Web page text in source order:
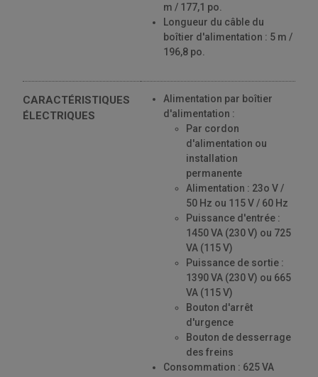
m / 177,1 po.
Longueur du câble du
boîtier d'alimentation : 5 m /
196,8 po.
CARACTÉRISTIQUES
ÉLECTRIQUES
Alimentation par boîtier
d'alimentation :
Par cordon
d'alimentation ou
installation
permanente
Alimentation : 23o V /
50 Hz ou 115 V / 60 Hz
Puissance d'entrée :
1450 VA (230 V) ou 725
VA (115 V)
Puissance de sortie :
1390 VA (230 V) ou 665
VA (115 V)
Bouton d'arrêt
d'urgence
Bouton de desserrage
des freins
Consommation : 625 VA